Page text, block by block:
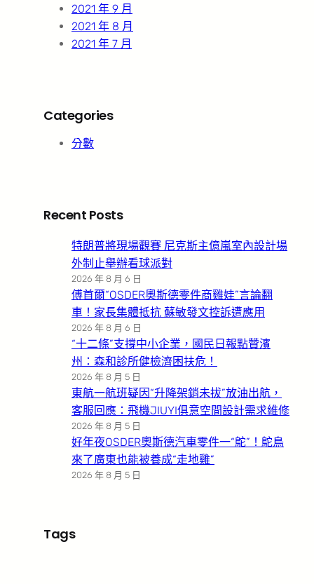
2021 年 9 月
2021 年 8 月
2021 年 7 月
Categories
分數
Recent Posts
特朗普將現場觀賽 尼克斯主億嵐室內設計場
外制止舉辦看球派對
2026 年 8 月 6 日
傅首爾“OSDER奧斯德零件商雞娃”言論翻
車！家長集體抵抗 蘇敏發文控訴遭應用
2026 年 8 月 6 日
“十二條”支撐中小企業，國民日報點贊濱
州：森和診所健檢濟困扶危！
2026 年 8 月 5 日
東航一航班疑因“升降架銷未拔”放油出航，
客服回應：飛機JIUYI俱意空間設計需求維修
2026 年 8 月 5 日
好年夜OSDER奧斯德汽車零件一“鴕”！鴕鳥
來了廣東也能被養成“走地雞”
2026 年 8 月 5 日
Tags